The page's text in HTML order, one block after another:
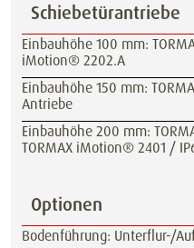
Schiebetürantriebe
Einbauhöhe 100 mm:
iMotion® 2202.A
Einbauhöhe 150 mm:
Antriebe
Einbauhöhe 200 mm:
TORMAX iMotion® 2401 /
Optionen
Bodenführung: Unterflur-/